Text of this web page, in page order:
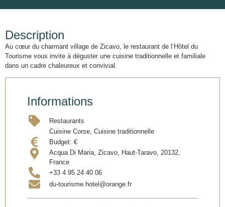
Description
Au cœur du charmant village de Zicavo, le restaurant de l’Hôtel du
Tourisme vous invite à déguster une cuisine traditionnelle et familiale
dans un cadre chaleureux et convivial.
Informations
Restaurants
Cuisine Corse, Cuisine traditionnelle
Budget: €
Acqua Di Maria, Zicavo, Haut-Taravo, 20132,
France
+33 4 95 24 40 06
du-tourisme.hotel@orange.fr